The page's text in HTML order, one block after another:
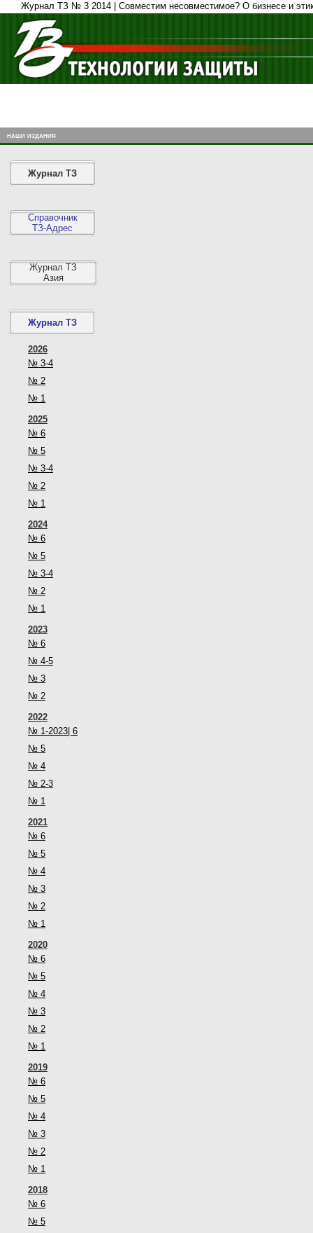
Журнал ТЗ № 3 2014 | Совместим несовместимое? О бизнесе и
наши издания
Журнал ТЗ
Справочник
ТЗ-Адрес
Журнал ТЗ
Азия
Журнал ТЗ
2026
№ 3-4
№ 2
№ 1
2025
№ 6
№ 5
№ 3-4
№ 2
№ 1
2024
№ 6
№ 5
№ 3-4
№ 2
№ 1
2023
№ 6
№ 4-5
№ 3
№ 2
2022
№ 1-2023| 6
№ 5
№ 4
№ 2-3
№ 1
2021
№ 6
№ 5
№ 4
№ 3
№ 2
№ 1
2020
№ 6
№ 5
№ 4
№ 3
№ 2
№ 1
2019
№ 6
№ 5
№ 4
№ 3
№ 2
№ 1
2018
№ 6
№ 5